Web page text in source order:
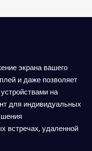
экрана вашего
и даже позволяет
на
для индивидуальных
встречах, удаленной